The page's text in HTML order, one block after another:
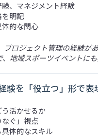
、マネジメント経験
明記
的な関心
ロジェクト管理の経験が
地域スポーツイベントにも
験を「役立つ」形で表
活かせるか
ぐ」視点
体的なスキル